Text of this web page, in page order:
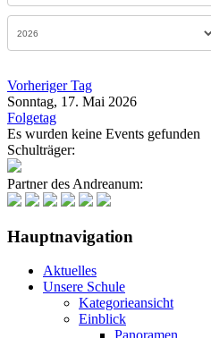
Vorheriger Tag
Sonntag, 17. Mai 2026
Folgetag
Es wurden keine Events gefunden
Schulträger:
Partner des Andreanum:
Hauptnavigation
Aktuelles
Unsere Schule
Kategorieansicht
Einblick